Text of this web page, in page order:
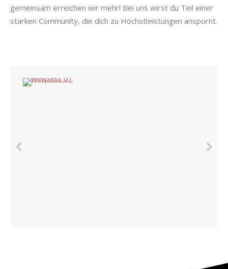
gemeinsam erreichen wir mehr! Bei uns wirst du Teil einer
starken Community, die dich zu Höchstleistungen anspornt.